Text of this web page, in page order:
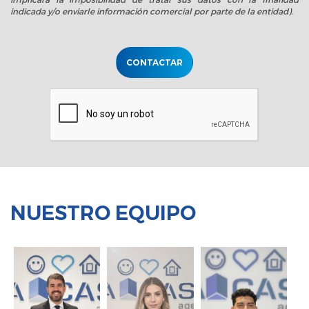
indicada y/o enviarle información comercial por parte de la entidad).
CONTACTAR
NUESTRO EQUIPO